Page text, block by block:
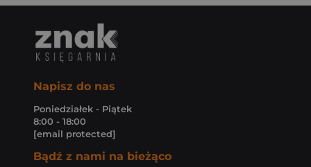
Napisz do nas
Poniedziałek - Piątek
8:00 - 18:00
[email protected]
Bądź z nami na bieżąco